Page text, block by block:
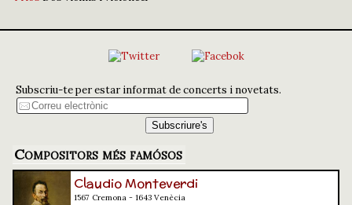
Subscriu-te per estar informat de concerts i novetats.
Compositors més famósos
Claudio Monteverdi
1567 Cremona - 1643 Venècia